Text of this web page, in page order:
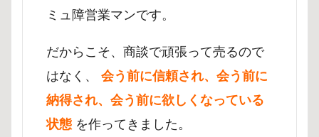
ミュ障営業マンです。
だからこそ、商談で頑張って売るので
はなく、 会う前に信頼され、会う前に
納得され、会う前に欲しくなっている
状態 を作ってきました。